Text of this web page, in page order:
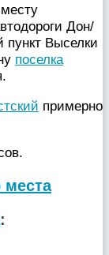
Дон/
пункт Выселки
поселка
примерно
места
: